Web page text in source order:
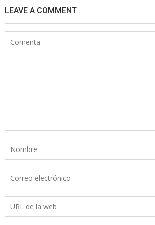
LEAVE A COMMENT